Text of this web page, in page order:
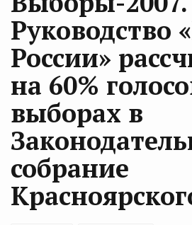
Руководство
России»
на 60%
выборах в
собрание